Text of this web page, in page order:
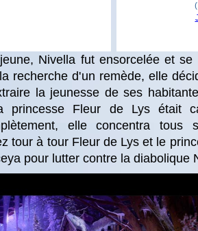
Nivella fut ensorcelée et
recherche d'un remède, elle
la jeunesse de ses
princesse Fleur de Lys était
elle concentra
tour à tour Fleur de Lys et le
pour lutter contre la diabolique